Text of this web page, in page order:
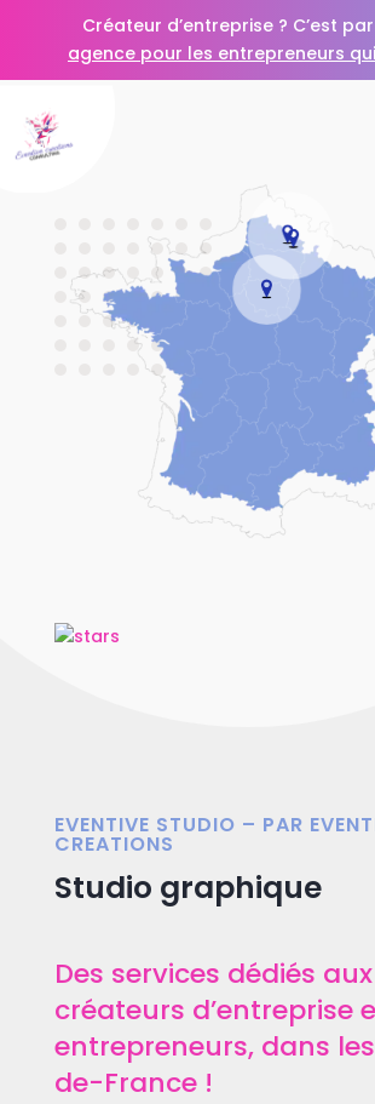
Créateur d’entreprise ? C’est
agence pour les entrepreneurs
EVENTIVE STUDIO – PAR
CREATIONS
Studio graphique
Des services dédiés aux
créateurs d’entreprise
entrepreneurs, dans
de-France !